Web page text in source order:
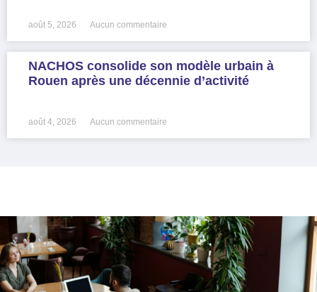
août 5, 2026 Aucun commentaire
NACHOS consolide son modèle urbain à
Rouen après une décennie d’activité
août 4, 2026 Aucun commentaire